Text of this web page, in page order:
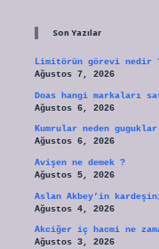
Son Yazılar
Limitörün görevi nedir
Ağustos 7, 2026
Doas hangi markaları
Ağustos 6, 2026
Kumrular neden
Ağustos 6, 2026
Avişen ne demek ?
Ağustos 5, 2026
Aslan Akbey’in
Ağustos 4, 2026
Akciğer iç hacmi ne
Ağustos 3, 2026